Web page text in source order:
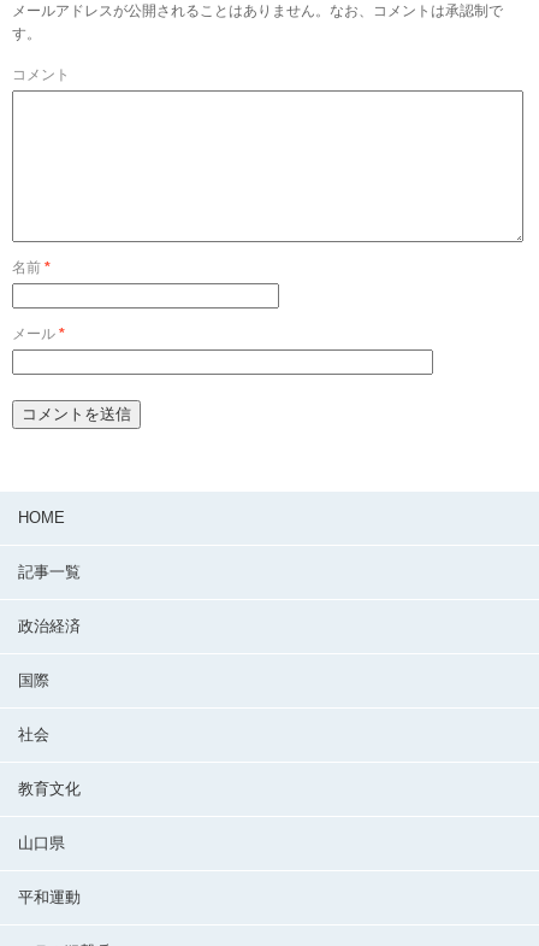
メールアドレスが公開されることはありません。なお、コメントは承認制で
す。
コメント
名前 *
メール *
HOME
記事一覧
政治経済
国際
社会
教育文化
山口県
平和運動